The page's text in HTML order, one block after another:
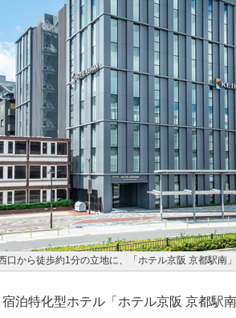
口から徒歩約1分の立地に、「ホテル京阪 京都駅南
泊特化型ホテル「ホテル京阪 京都駅南